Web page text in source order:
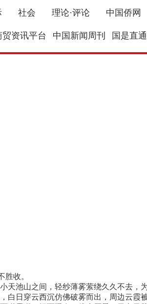
社会 理论·评论 中国侨网
资讯平台 中国新闻周刊 国是直
收。
池山之间，轻纱薄雾萦绕久久不去，
日穿云西沉仿佛破雾而出，周边云霞